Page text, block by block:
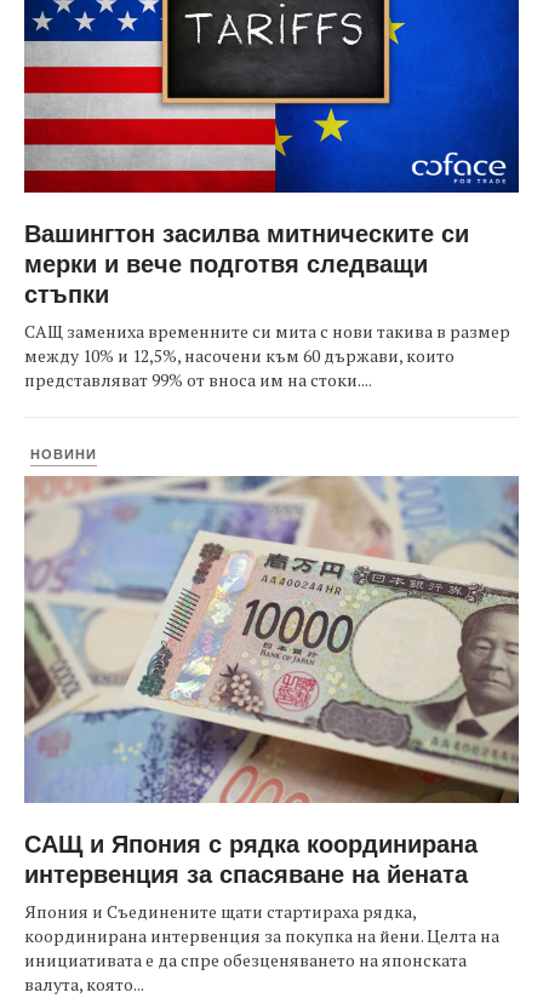
Вашингтон засилва митническите си
мерки и вече подготвя следващи
стъпки
САЩ замениха временните си мита с нови такива в размер
между 10% и 12,5%, насочени към 60 държави, които
представляват 99% от вноса им на стоки....
НОВИНИ
САЩ и Япония с рядка координирана
интервенция за спасяване на йената
Япония и Съединените щати стартираха рядка,
координирана интервенция за покупка на йени. Целта на
инициативата е да спре обезценяването на японската
валута, която...